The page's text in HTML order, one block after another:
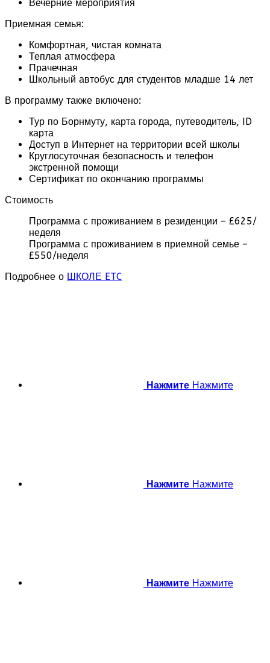
Вечерние мероприятия
Приемная семья:
Комфортная, чистая комната
Теплая атмосфера
Прачечная
Школьный автобус для студентов младше 14 лет
В программу также включено:
Тур по Борнмуту, карта города, путеводитель, ID
карта
Доступ в Интернет на территории всей школы
Круглосуточная безопасность и телефон
экстренной помощи
Сертификат по окончанию программы
Стоимость
Программа с проживанием в резиденции – £625/
неделя
Программа с проживанием в приемной семье –
£550/неделя
Подробнее о ШКОЛЕ ETC
Нажмите Нажмите
Нажмите Нажмите
Нажмите Нажмите